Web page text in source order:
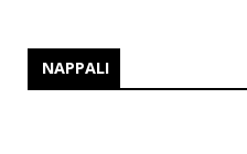
NAPPALI